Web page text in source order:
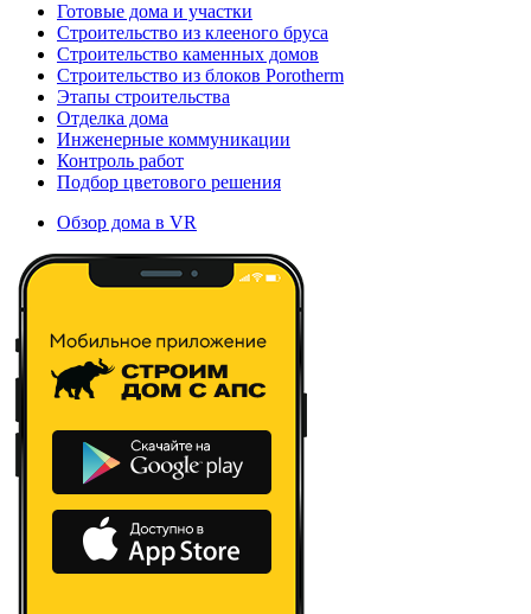
Готовые дома и участки
Строительство из клееного бруса
Строительство каменных домов
Строительство из блоков Porotherm
Этапы строительства
Отделка дома
Инженерные коммуникации
Контроль работ
Подбор цветового решения
Обзор дома в VR